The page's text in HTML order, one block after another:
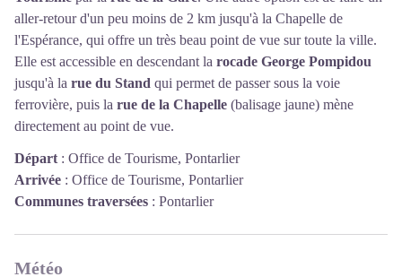
aller-retour d'un peu moins de 2 km jusqu'à la Chapelle de
l'Espérance, qui offre un très beau point de vue sur toute la ville.
Elle est accessible en descendant la rocade George Pompidou
jusqu'à la rue du Stand qui permet de passer sous la voie
ferrovière, puis la rue de la Chapelle (balisage jaune) mène
directement au point de vue.
Départ : Office de Tourisme, Pontarlier
Arrivée : Office de Tourisme, Pontarlier
Communes traversées : Pontarlier
Météo